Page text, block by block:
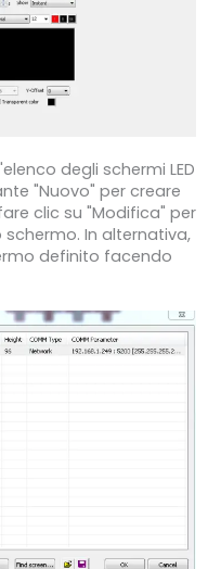
degli schermi LED
"Nuovo" per creare
clic su "Modifica" per
In alternativa,
definito facendo